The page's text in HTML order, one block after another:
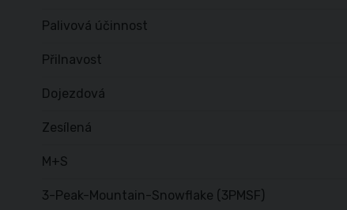
Palivová účinnost
Přilnavost
Dojezdová
Zesílená
M+S
3-Peak-Mountain-Snowflake (3PMSF)